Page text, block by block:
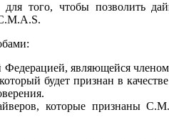
того, чтобы позволить
являющейся
будет признан в
которые признаны